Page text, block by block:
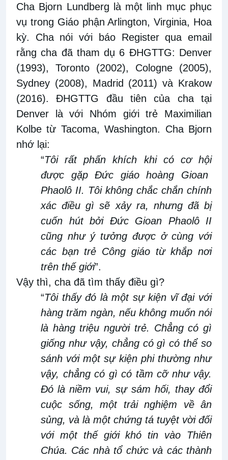
Cha Bjorn Lundberg là một linh mục phục
vụ trong Giáo phận Arlington, Virginia, Hoa
kỳ. Cha nói với báo Register qua email
rằng cha đã tham dụ 6 ĐHGTTG: Denver
(1993), Toronto (2002), Cologne (2005),
Sydney (2008), Madrid (2011) và Krakow
(2016). ĐHGTTG đầu tiên của cha tại
Denver là với Nhóm giới trẻ Maximilian
Kolbe từ Tacoma, Washington. Cha Bjorn
nhớ lại:
“Tôi rất phấn khích khicó cơ hội
được gặp Đức giáo hoàng Gioan
Phaolô II. Tôi không chắc chắn chính
xác điều gì sẽ xảy ra, nhưng đã bị
cuốn hút bởi Đức
Gioan Phaolô II
cũng nhưý tưởng được ở cùng với
các bạn trẻ Công giáo từ khắp nơi
trên thế giới”.
Vậy thì, cha đã tìm thấy điều gì?
“Tôi thấy đó là một sự kiện vĩđạivới
hàng trăm ngàn, nếu không muốn nói
là hàng triệungười trẻ. Chẳng có gì
giống như vậy, chẳng có gì có thể so
sánh với một sựkiện phi thường như
vậy, chẳng có gì có tầm cỡ như vậy.
Đó là niềm vui, sự sám hối, thay đổi
cuộc sống, một trải nghiệm về ân
sủng, và là một chứng tá tuyệt vời đối
với một thế giới khó tin vào Thiên
Chúa. Các nhà tổ chức và các thành